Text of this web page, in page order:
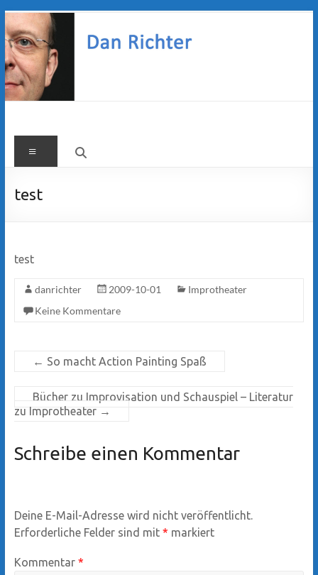
Zum
Inhalt
springen
Dan
Richter
Menü
test
test
danrichter 2009-10-01
Improtheater
Keine Kommentare
← So macht Action Painting Spaß
Bücher zu Improvisation und Schauspiel – Literatur
zu Improtheater →
Schreibe einen Kommentar
Deine E-Mail-Adresse wird nicht veröffentlicht.
Erforderliche Felder sind mit * markiert
Kommentar *